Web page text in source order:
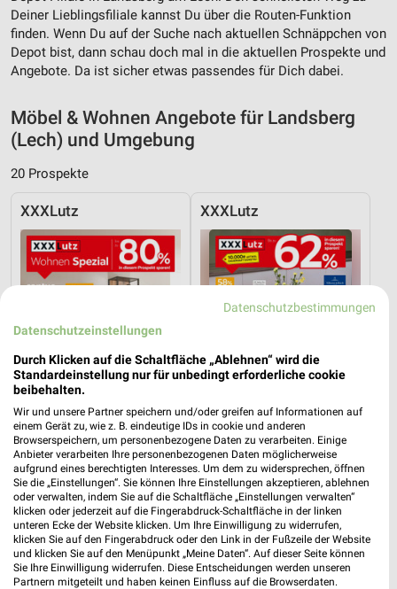
Deiner Lieblingsfiliale kannst Du über die Routen-Funktion
finden. Wenn Du auf der Suche nach aktuellen Schnäppchen von
Depot bist, dann schau doch mal in die aktuellen Prospekte und
Angebote. Da ist sicher etwas passendes für Dich dabei.
Möbel & Wohnen Angebote für Landsberg
(Lech) und Umgebung
20 Prospekte
XXXLutz
30,3 km
Wohnen Spezial
Gültig bis Fr. 14.08.
XXXLutz
30,3 km
Bis zu 62% in diesem prospekt
Noch heute gültig
XXXLutz JYSK
Datenschutzbestimmungen
Datenschutzeinstellungen
Durch Klicken auf die Schaltfläche „Ablehnen“ wird die
Standardeinstellung nur für unbedingt erforderliche cookie
beibehalten.
Wir und unsere Partner speichern und/oder greifen auf Informationen auf
einem Gerät zu, wie z. B. eindeutige IDs in cookie und anderen
Browserspeichern, um personenbezogene Daten zu verarbeiten. Einige
Anbieter verarbeiten Ihre personenbezogenen Daten möglicherweise
aufgrund eines berechtigten Interesses. Um dem zu widersprechen, öffnen
Sie die „Einstellungen“. Sie können Ihre Einstellungen akzeptieren, ablehnen
oder verwalten, indem Sie auf die Schaltfläche „Einstellungen verwalten“
klicken oder jederzeit auf die Fingerabdruck-Schaltfläche in der linken
unteren Ecke der Website klicken. Um Ihre Einwilligung zu widerrufen,
klicken Sie auf den Fingerabdruck oder den Link in der Fußzeile der Website
und klicken Sie auf den Menüpunkt „Meine Daten“. Auf dieser Seite können
Sie Ihre Einwilligung widerrufen. Diese Entscheidungen werden unseren
Partnern mitgeteilt und haben keinen Einfluss auf die Browserdaten.